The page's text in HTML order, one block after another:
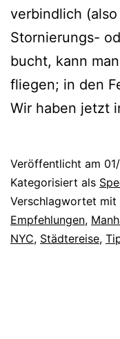
verbindlich
Stornierungs-
bucht, kann
fliegen; in den
Wir haben jetzt
Veröffentlicht am
Kategorisiert als
Verschlagwortet mit
Empfehlungen,
NYC, Städtereise,